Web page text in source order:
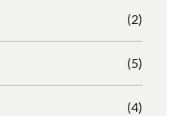
(2)
(5)
(4)